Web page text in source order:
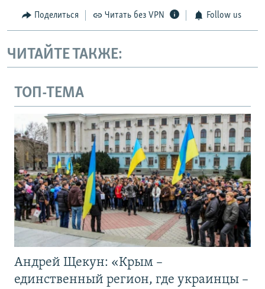
Поделиться Читать без VPN Follow us
ЧИТАЙТЕ ТАКЖЕ:
ТОП-ТЕМА
Андрей Щекун: «Крым –
единственный регион, где украинцы –